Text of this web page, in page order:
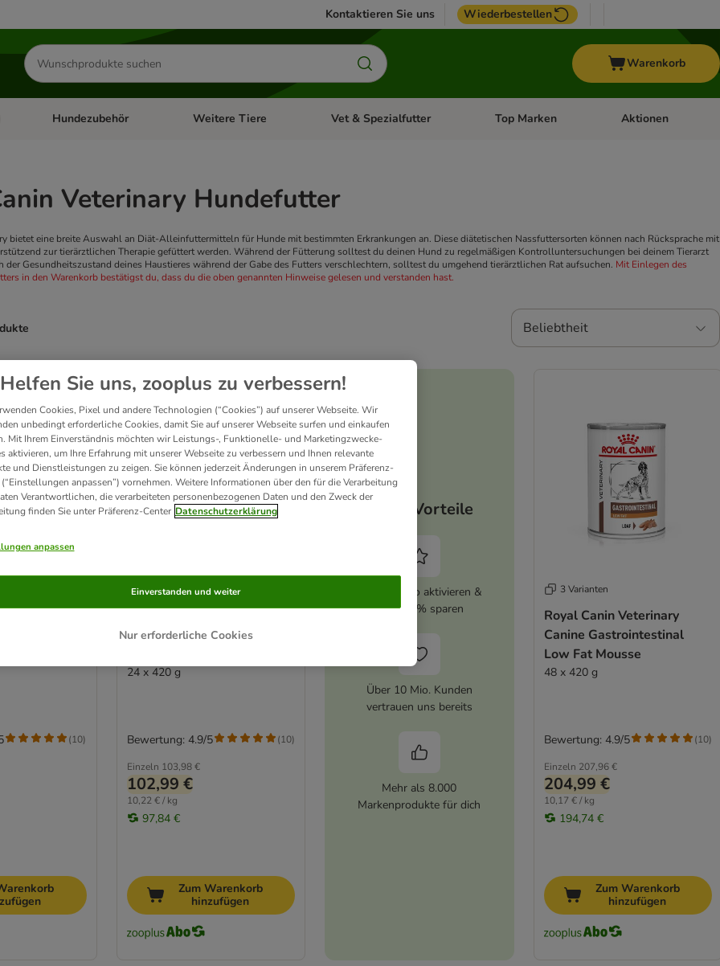
Kontaktieren Sie uns Wiederbestellen
Produkte
suchen
Warenkorb
Katzenzubehör
Kategorie-Menü öffnen: Hundefutter
Hundezubehör Kategorie-Menü öffnen: Hundezubehör
Weitere Tiere Kategorie-Menü öffnen: Weitere Tiere
Vet & Spezialfutter Kategorie-Menü öffnen: Vet & Spezialfutter
Top Marken Kategorie-Menü
Aktionen
Veterinary Hundefutter
bietet eine breite Auswahl an Diät-Alleinfuttermitteln für Hunde mit bestimmten Erkrankungen an. Diese diätetischen Nassfuttersorten können nach Rücksprache mit
zur tierärztlichen Therapie gefüttert werden. Während der Fütterung solltest du deinen Hund zu regelmäßigen Kontrolluntersuchungen bei deinem Tierarzt
Gesundheitszustand deines Haustieres während der Gabe des Futters verschlechtern, solltest du umgehend tierärztlichen Rat aufsuchen. Mit Einlegen des
in den Warenkorb bestätigst du, dass du die oben genannten Hinweise gelesen und verstanden hast.
Beliebtheit
been changed
(10)
3 Varianten
Canine Gastrointestinal
24 x 420 g
Einzeln 103,98 €
102,99 €
10,22 € / kg
97,84 €
Bewertung: 4.9/5 (10)
Zum Warenkorb
hinzufügen
Deine Vorteile
zooplus Abo aktivieren &
immer 5% sparen
Über 10 Mio. Kunden
vertrauen uns bereits
Mehr als 8.000
Markenprodukte für dich
3 Varianten
Royal Canin Veterinary
Canine Gastrointestinal
Low Fat Mousse
48 x 420 g
Einzeln 207,96 €
204,99 €
10,17 € / kg
194,74 €
Bewertung: 4.9/5 (10)
Zum Warenkorb
hinzufügen
Helfen Sie uns, zooplus zu verbessern!
Cookies, Pixel und andere Technologien (“Cookies”) auf unserer Webseite. Wir
unbedingt erforderliche Cookies, damit Sie auf unserer Webseite surfen und einkaufen
Mit Ihrem Einverständnis möchten wir Leistungs-, Funktionelle- und Marketingzwecke-
aktivieren, um Ihre Erfahrung mit unserer Webseite zu verbessern und Ihnen relevante
und Dienstleistungen zu zeigen. Sie können jederzeit Änderungen in unserem Präferenz-
anpassen”) vornehmen. Weitere Informationen über den für die Verarbeitung
Verantwortlichen, die verarbeiteten personenbezogenen Daten und den Zweck der
finden Sie unter Präferenz-Center Datenschutzerklärung
anpassen
Nur erforderliche Cookies
Einverstanden und weiter